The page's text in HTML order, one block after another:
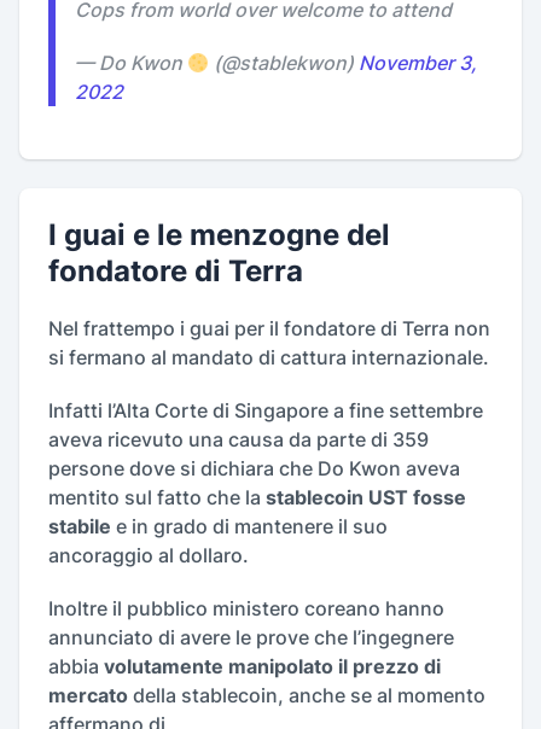
Cops from world over welcome to attend
— Do Kwon (@stablekwon) November 3,
2022
I guai e le menzogne del
fondatore di Terra
Nel frattempo i guai per il fondatore di Terra non
si fermano al mandato di cattura internazionale.
Infatti l’Alta Corte di Singapore a fine settembre
aveva ricevuto una causa da parte di 359
persone dove si dichiara che Do Kwon aveva
mentito sul fatto che la stablecoin UST fosse
stabile e in grado di mantenere il suo
ancoraggio al dollaro.
Inoltre il pubblico ministero coreano hanno
annunciato di avere le prove che l’ingegnere
abbia volutamente manipolato il prezzo di
mercato della stablecoin, anche se al momento
affermano di